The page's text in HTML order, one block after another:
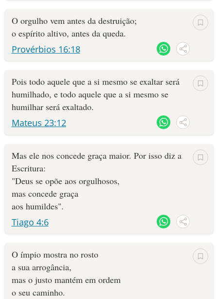
O orgulho vem antes da destruição;
o espírito altivo, antes da queda.
Provérbios 16:18
Pois todo aquele que a si mesmo se exaltar será
humilhado, e todo aquele que a si mesmo se
humilhar será exaltado.
Mateus 23:12
Mas ele nos concede graça maior. Por isso diz a
Escritura:
"Deus se opõe aos orgulhosos,
mas concede graça
aos humildes".
Tiago 4:6
O ímpio mostra no rosto
a sua arrogância,
mas o justo mantém em ordem
o seu caminho.